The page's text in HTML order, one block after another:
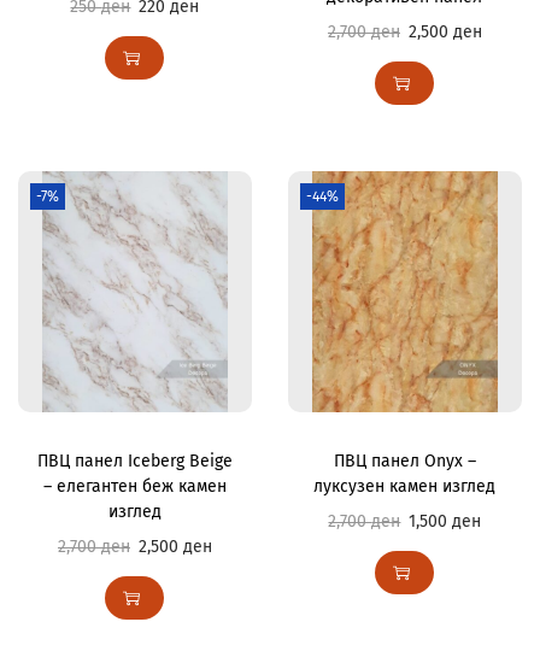
250ден 220ден
2,700ден 2,500 ден
-7%
ПВЦ панел Iceberg Beige
– елегантен беж камен
изглед
2,700ден 2,500 ден
-44%
ПВЦ панел Onyx –
луксузен камен изглед
2,700ден 1,500ден